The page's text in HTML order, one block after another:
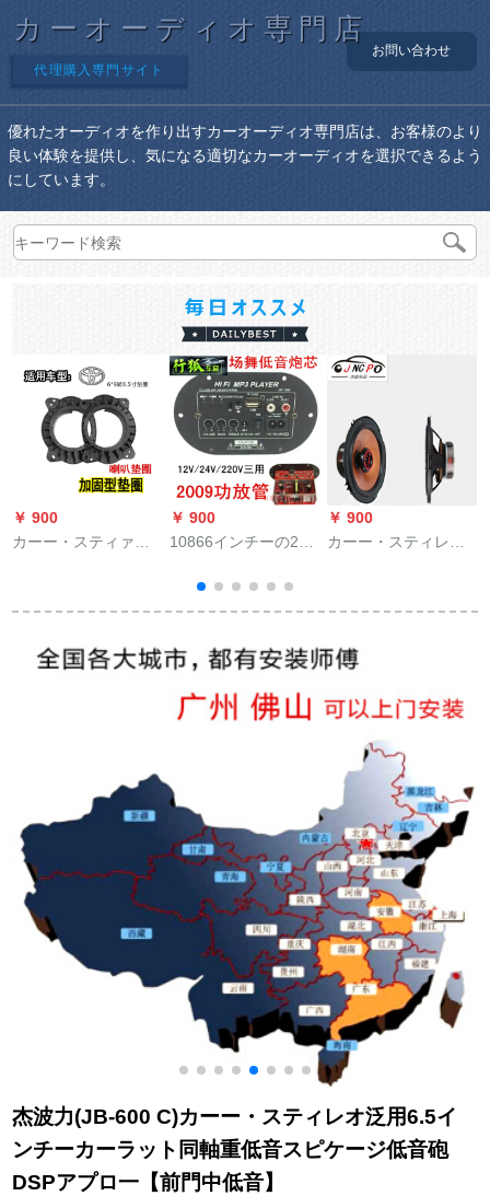
カーオーディオ専門店
代理購入専門サイト
お問い合わせ
優れたオーディオを作り出すカーオーディオ専門店は、お客様のより
良い体験を提供し、気になる適切なカーオーディオを選択できるよう
にしています。
￥ 900
カーー・スティァホ
车载ラッピングが可
ラインのラッチのペ
￥ 900
10866インチーの220
ます。2009年の机能
盘12 Vの车载マイザ
音炮の芯本体＋挿入
￥ 900
カーー・スティレオ4
う全周波数中重低音
杰波力(JB-600 C)カーー・スティレオ泛用6.5イ
ンチーカーラット同軸重低音スピケージ低音砲
DSPアプロ一【前門中低音】